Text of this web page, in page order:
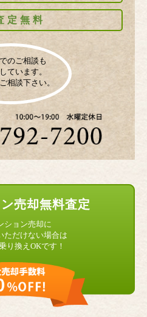
定無料
のご相談も
ています。
相談下さい。
売却無料査定
ション売却に
ただけない場合は
り換えOKです！